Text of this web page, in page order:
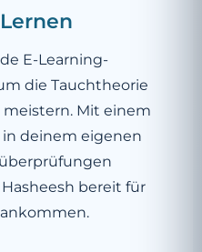
E-Learning-
die Tauchtheorie
Mit einem
deinem eigenen
bereit für